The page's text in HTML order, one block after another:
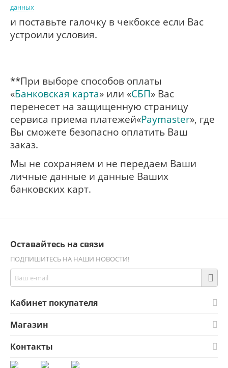
данных
и поставьте галочку в чекбоксе если Вас
устроили условия.
**При выборе способов оплаты
«Банковская карта» или «СБП» Вас
перенесет на защищенную страницу
сервиса приема платежей«Paymaster», где
Вы сможете безопасно оплатить Ваш
заказ.
Мы не сохраняем и не передаем Ваши
личные данные и данные Ваших
банковских карт.
Оставайтесь на связи
ПОДПИШИТЕСЬ НА НАШИ НОВОСТИ!
Кабинет покупателя
Магазин
Контакты